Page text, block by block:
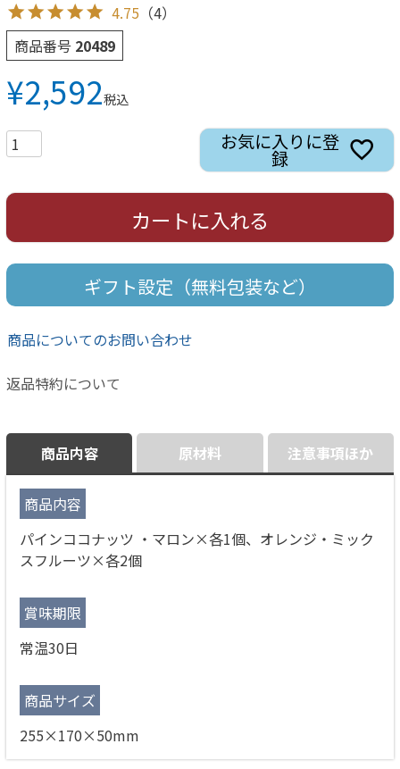
4.75 （4）
商品番号 20489
¥2,592税込
お気に入りに登
録
カートに入れる
ギフト設定（無料包装など）
商品についてのお問い合わせ
返品特約について
商品内容
商品内容
パインココナッツ ・マロン×各1個、オレンジ・ミック
スフルーツ×各2個
賞味期限
常温30日
商品サイズ
255×170×50mm
原材料 注意事項ほか